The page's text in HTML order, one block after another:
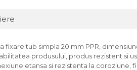
fixare tub simpla 20 mm PPR,
produsului, produs rezistent si
etansa si rezistenta la